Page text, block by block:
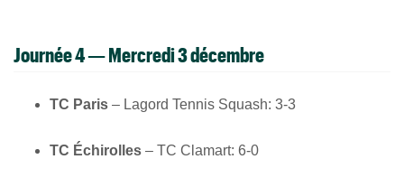
Journée 4 — Mercredi 3 décembre
TC Paris – Lagord Tennis Squash: 3-3
TC Échirolles – TC Clamart: 6-0